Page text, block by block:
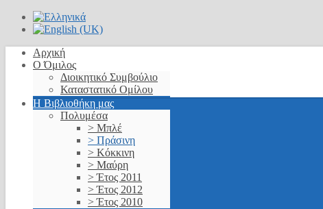
Αρχική
Ο Όμιλος
Διοικητικό Συμβούλιο
Καταστατικό Ομίλου
Η Βιβλιοθήκη μας
Πολυμέσα
> Μπλέ
> Πράσινη
> Κόκκινη
> Μαύρη
> Έτος 2011
> Έτος 2012
> Έτος 2010